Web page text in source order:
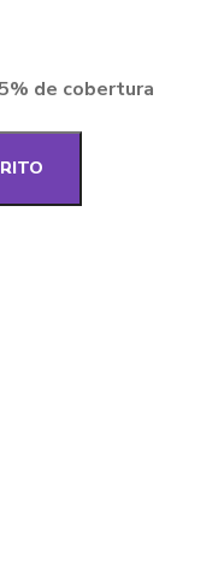
de cobertura